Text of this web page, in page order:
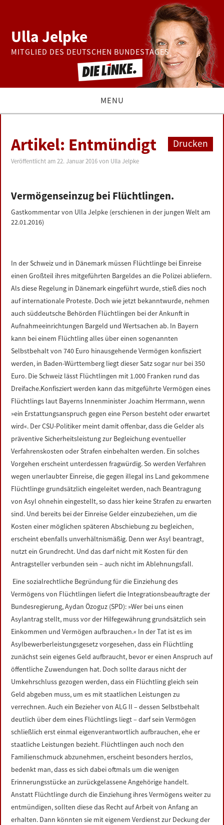
Ulla Jelpke
MITGLIED DES DEUTSCHEN BUNDESTAGES
MENU
BUNDESTAG
DATENSCHUTZERKLÄRUNG
IMPRESSUM
Drucken
Artikel: Entmündigt
Veröffentlicht am22. Januar 2016 von Ulla Jelpke
Vermögenseinzug bei Flüchtlingen.
Gastkommentar von Ulla Jelpke (erschienen in der jungen Welt am
22.01.2016)
In der Schweiz und in Dänemark müssen Flüchtlinge bei Einreise
einen Großteil ihres mitgeführten Bargeldes an die Polizei abliefern.
Als diese Regelung in Dänemark eingeführt wurde, stieß dies noch
auf internationale Proteste. Doch wie jetzt bekanntwurde, nehmen
auch süddeutsche Behörden Flüchtlingen bei der Ankunft in
Aufnahmeeinrichtungen Bargeld und Wertsachen ab. In Bayern
kann bei einem Flüchtling alles über einen sogenannten
Selbstbehalt von 740 Euro hinausgehende Vermögen konfisziert
werden, in Baden-Württemberg liegt dieser Satz sogar nur bei 350
Euro. Die Schweiz lässt Flüchtlingen mit 1.000 Franken rund das
Dreifache.Konfisziert werden kann das mitgeführte Vermögen eines
Flüchtlings laut Bayerns Innenminister Joachim Herrmann, wenn
»ein Erstattungsanspruch gegen eine Person besteht oder erwartet
wird«. Der CSU-Politiker meint damit offenbar, dass die Gelder als
präventive Sicherheitsleistung zur Begleichung eventueller
Verfahrenskosten oder Strafen einbehalten werden. Ein solches
Vorgehen erscheint unterdessen fragwürdig. So werden Verfahren
wegen unerlaubter Einreise, die gegen illegal ins Land gekommene
Flüchtlinge grundsätzlich eingeleitet werden, nach Beantragung
von Asyl ohnehin eingestellt, so dass hier keine Strafen zu erwarten
sind. Und bereits bei der Einreise Gelder einzubeziehen, um die
Kosten einer möglichen späteren Abschiebung zu begleichen,
erscheint ebenfalls unverhältnismäßig. Denn wer Asyl beantragt,
nutzt ein Grundrecht. Und das darf nicht mit Kosten für den
Antragsteller verbunden sein – auch nicht im Ablehnungsfall.
Eine sozialrechtliche Begründung für die Einziehung des
Vermögens von Flüchtlingen liefert die Integrationsbeauftragte der
Bundesregierung, Aydan Özoguz (SPD): »Wer bei uns einen
Asylantrag stellt, muss vor der Hilfegewährung grundsätzlich sein
Einkommen und Vermögen aufbrauchen.« In der Tat ist es im
Asylbewerberleistungsgesetz vorgesehen, dass ein Flüchtling
zunächst sein eigenes Geld aufbraucht, bevor er einen Anspruch auf
öffentliche Zuwendungen hat. Doch sollte daraus nicht der
Umkehrschluss gezogen werden, dass ein Flüchtling gleich sein
Geld abgeben muss, um es mit staatlichen Leistungen zu
verrechnen. Auch ein Bezieher von ALG II – dessen Selbstbehalt
deutlich über dem eines Flüchtlings liegt – darf sein Vermögen
schließlich erst einmal eigenverantwortlich aufbrauchen, ehe er
staatliche Leistungen bezieht. Flüchtlingen auch noch den
Familienschmuck abzunehmen, erscheint besonders herzlos,
bedenkt man, dass es sich dabei oftmals um die wenigen
Erinnerungsstücke an zurückgelassene Angehörige handelt.
Anstatt Flüchtlinge durch die Einziehung ihres Vermögens weiter zu
entmündigen, sollten diese das Recht auf Arbeit von Anfang an
erhalten. Dann könnten sie mit eigenem Verdienst zur Deckung der